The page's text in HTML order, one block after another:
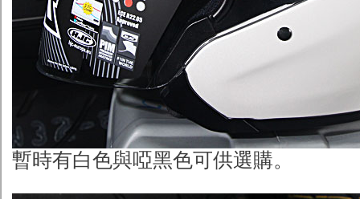
暫時有白色與啞黑色可供選購。